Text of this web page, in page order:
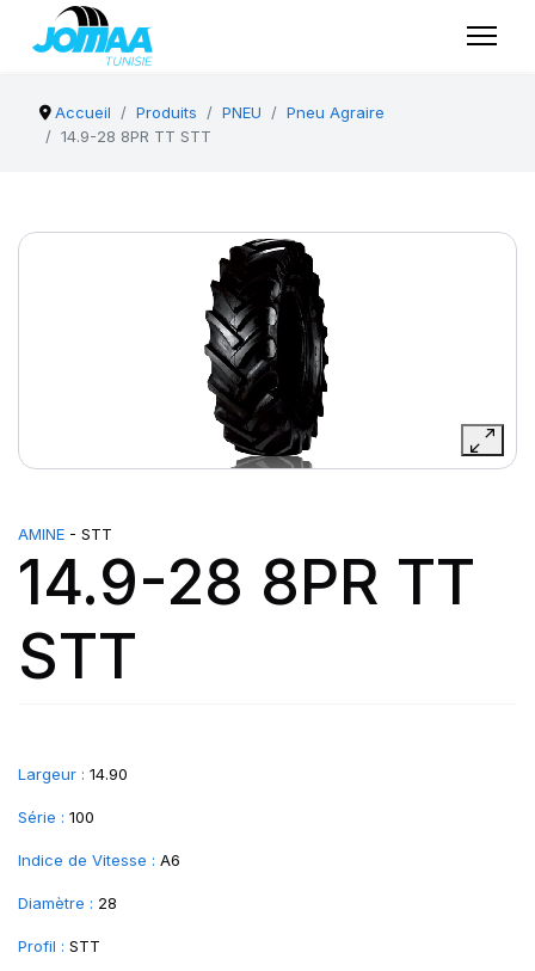
Accueil Produits PNEU
Pneu Agraire
14.9-28 8PR TT STT
AMINE - STT
14.9-28 8PR TT
STT
Largeur : 14.90
Série : 100
Indice de Vitesse : A6
Diamètre : 28
Profil : STT